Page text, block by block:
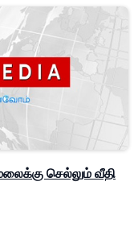
செல்லும் வீதி